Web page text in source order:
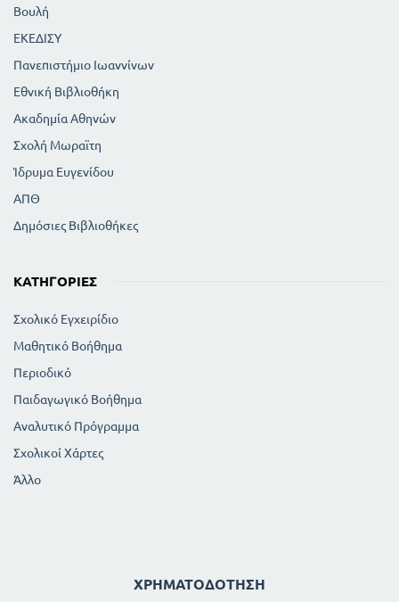
Βουλή
ΕΚΕΔΙΣΥ
Πανεπιστήμιο Ιωαννίνων
Εθνική Βιβλιοθήκη
Ακαδημία Αθηνών
Σχολή Μωραϊτη
Ίδρυμα Ευγενίδου
ΑΠΘ
Δημόσιες Βιβλιοθήκες
ΚΑΤΗΓΟΡΊΕΣ
Σχολικό Εγχειρίδιο
Μαθητικό Βοήθημα
Περιοδικό
Παιδαγωγικό Βοήθημα
Αναλυτικό Πρόγραμμα
Σχολικοί Χάρτες
Άλλο
ΧΡΗΜΑΤΟΔΌΤΗΣΗ